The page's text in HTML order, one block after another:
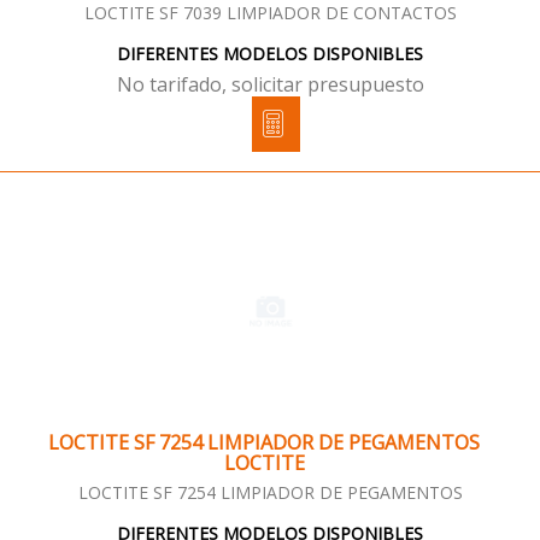
LOCTITE SF 7039 LIMPIADOR DE CONTACTOS
DIFERENTES MODELOS DISPONIBLES
No tarifado, solicitar presupuesto
LOCTITE SF 7254 LIMPIADOR DE PEGAMENTOS
LOCTITE
LOCTITE SF 7254 LIMPIADOR DE PEGAMENTOS
DIFERENTES MODELOS DISPONIBLES